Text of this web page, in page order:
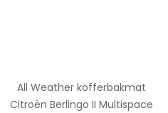
All Weather kofferbakmat
Citroën Berlingo II Multispace